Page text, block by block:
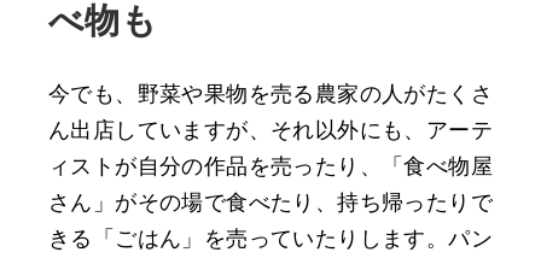
べ物も
今でも、野菜や果物を売る農家の人がたくさ
ん出店していますが、それ以外にも、アーテ
ィストが自分の作品を売ったり、「食べ物屋
さん」がその場で食べたり、持ち帰ったりで
きる「ごはん」を売っていたりします。パン